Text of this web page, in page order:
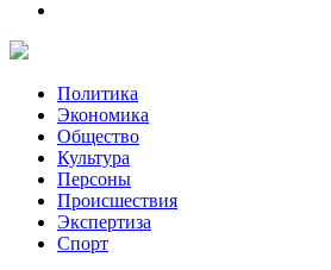
Политика
Экономика
Общество
Культура
Персоны
Происшествия
Экспертиза
Спорт